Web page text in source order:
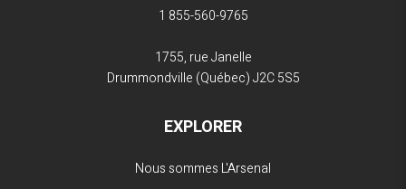
1 855-560-9765
1755, rue Janelle
Drummondville (Québec)J2C 5S5
EXPLORER
Nous sommes L'Arsenal